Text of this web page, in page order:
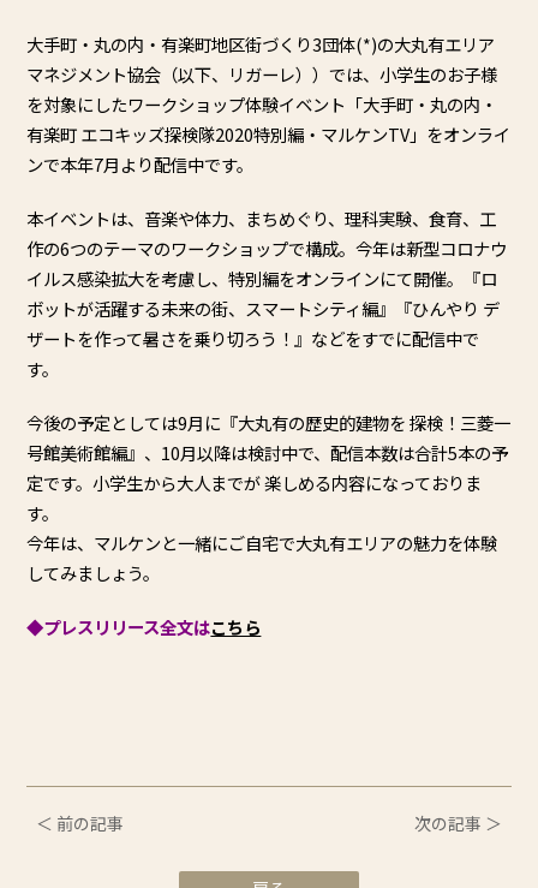
大手町・丸の内・有楽町地区街づくり3団体(*)の大丸有エリア
マネジメント協会（以下、リガーレ））では、小学生のお子様
を対象にしたワークショップ体験イベント「大手町・丸の内・
有楽町 エコキッズ探検隊2020特別編・マルケンTV」をオンライ
ンで本年7月より配信中です。
本イベントは、音楽や体力、まちめぐり、理科実験、食育、工
作の6つのテーマのワークショップで構成。今年は新型コロナウ
イルス感染拡大を考慮し、特別編をオンラインにて開催。『ロ
ボットが活躍する未来の街、スマートシティ編』『ひんやり デ
ザートを作って暑さを乗り切ろう！』などをすでに配信中で
す。
今後の予定としては9月に『大丸有の歴史的建物を 探検！三菱一
号館美術館編』、10月以降は検討中で、配信本数は合計5本の予
定です。小学生から大人までが 楽しめる内容になっておりま
す。
今年は、マルケンと一緒にご自宅で大丸有エリアの魅力を体験
してみましょう。
◆プレスリリース全文はこちら
＜ 前の記事 次の記事 ＞